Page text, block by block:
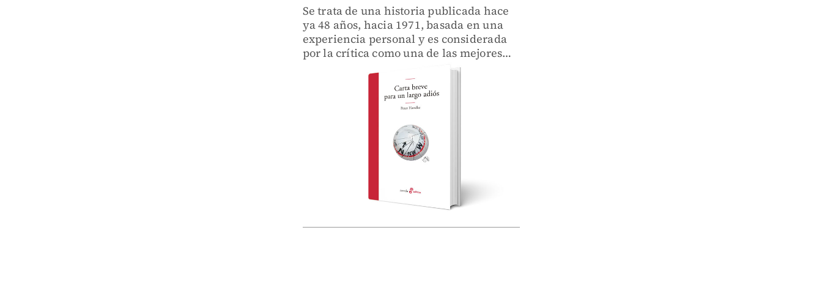
Se trata de una historia publicada hace
ya 48 años, hacia 1971, basada en una
experiencia personal y es considerada
por la crítica como una de las mejores